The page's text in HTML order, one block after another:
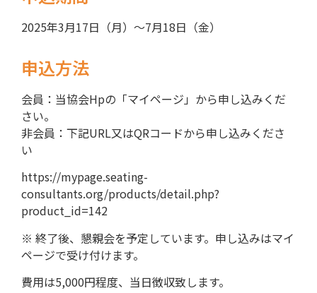
2025年3月17日（月）～7月18日（金）
申込方法
会員：当協会Hpの「マイページ」から申し込みくだ
さい。
非会員：下記URL又はQRコードから申し込みくださ
い
https://mypage.seating-
consultants.org/products/detail.php?
product_id=142
※ 終了後、懇親会を予定しています。申し込みはマイ
ページで受け付けます。
費用は5,000円程度、当日徴収致します。